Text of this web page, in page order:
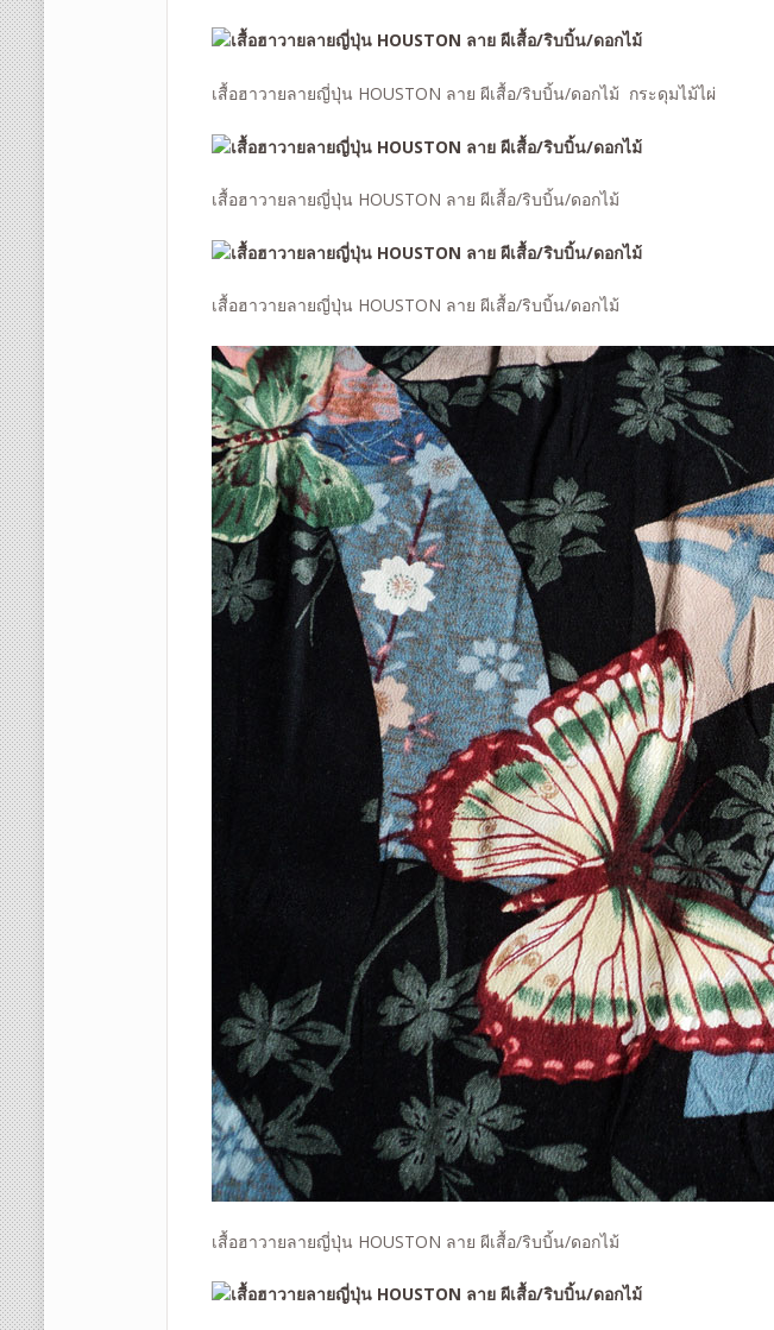
เสื้อฮาวายลายญี่ปุ่น HOUSTON ลาย ผีเสื้อ/ริบบิ้น/ดอกไม้ กระดุมไม้ไผ่
เสื้อฮาวายลายญี่ปุ่น HOUSTON ลาย ผีเสื้อ/ริบบิ้น/ดอกไม้
เสื้อฮาวายลายญี่ปุ่น HOUSTON ลาย ผีเสื้อ/ริบบิ้น/ดอกไม้
เสื้อฮาวายลายญี่ปุ่น HOUSTON ลาย ผีเสื้อ/ริบบิ้น/ดอกไม้